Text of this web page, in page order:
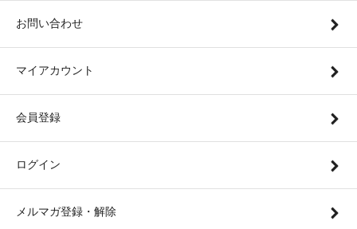
お問い合わせ
マイアカウント
会員登録
ログイン
メルマガ登録・解除